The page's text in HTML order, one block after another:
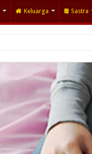
Keluarga Sastra